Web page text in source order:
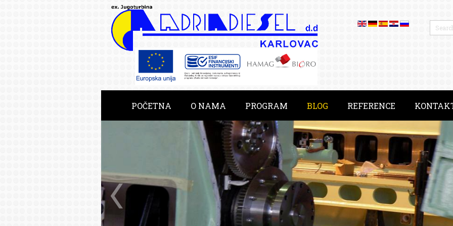
POČETNA O NAMA PROGRAM BLOG REFERENCE
RAZVOJNE USLUGE